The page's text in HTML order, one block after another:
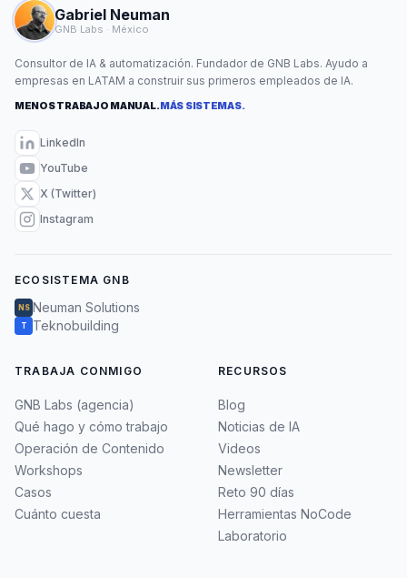
Gabriel Neuman
GNB Labs · México
Consultor de IA & automatización. Fundador de GNB Labs. Ayudo a
empresas en LATAM a construir sus primeros empleados de IA.
MENOS TRABAJO MANUAL.MÁS SISTEMAS.
LinkedIn
YouTube
X (Twitter)
Instagram
ECOSISTEMA GNB
NS Neuman Solutions
T Teknobuilding
TRABAJA CONMIGO
GNB Labs (agencia)
Qué hago y cómo trabajo
Operación de Contenido
Workshops
Casos
Cuánto cuesta
RECURSOS
Blog
Noticias de IA
Videos
Newsletter
Reto 90 días
Herramientas NoCode
Laboratorio